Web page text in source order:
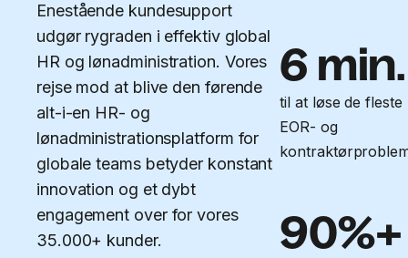
Enestående kundesupport
udgør rygraden i effektiv global
HR og lønadministration. Vores
rejse mod at blive den førende
alt-i-en HR- og
lønadministrationsplatform for
globale teams betyder konstant
innovation og et dybt
engagement over for vores
35.000+ kunder.
6 min.
til at løse de fleste
EOR- og
90%+